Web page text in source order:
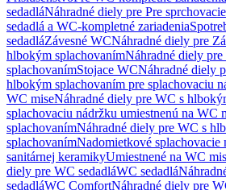
sedadláNáhradné diely pre Pre
sedadlá a WC-kompletné zariadenia
sedadláZávesné WCNáhradné diely pre
hlbokým splachovanímNáhradné diely
splachovanímStojace WCNáhradné diely
hlbokým splachovaním pre splachovaciu
WC miseNáhradné diely pre WC s
splachovaciu nádržku umiestnenú na WC
splachovanímNáhradné diely pre WC s
splachovanímNadomietkové
sanitárnej keramikyUmiestnené na WC
diely pre WC sedadláWC sedadlá
sedadláWC ComfortNáhradné diely pre